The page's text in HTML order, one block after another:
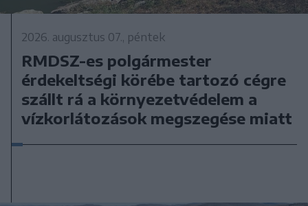
2026. augusztus 07., péntek
RMDSZ-es polgármester
érdekeltségi körébe tartozó cégre
szállt rá a környezetvédelem a
vízkorlátozások megszegése miatt